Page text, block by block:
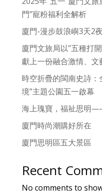
門”寵粉福利全解析
廈門-漫步鼓浪嶼3天2
廈門文旅局以”五種打
獻上一份融合激情、
時空折疊的閩南史詩
境”主題公園五一啟幕
海上瑰寶，福祉思明
廈門時尚潮購好所在
廈門思明區五大景區
Recent
No comments to